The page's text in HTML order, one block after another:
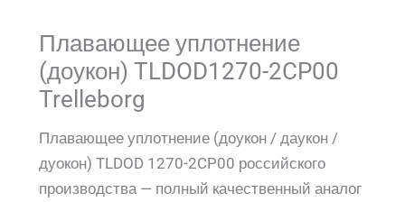
Плавающее уплотнение
(доукон) TLDOD1270-2CP00
Trelleborg
Плавающее уплотнение (доукон / даукон /
дуокон) TLDOD 1270-2CP00 российского
производства — полный качественный аналог